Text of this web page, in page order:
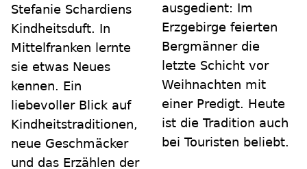
Stefanie Schardiens
Kindheitsduft. In
Mittelfranken lernte
sie etwas Neues
kennen. Ein
liebevoller Blick auf
Kindheitstraditionen,
neue Geschmäcker
und das Erzählen der
ausgedient: Im
Erzgebirge feierten
Bergmänner die
letzte Schicht vor
Weihnachten mit
einer Predigt. Heute
ist die Tradition auch
bei Touristen beliebt.